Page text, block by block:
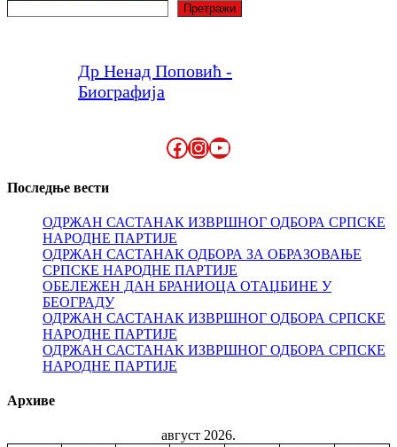
Претражи
Др Ненад Поповић -
Биографија
Facebook
Instagram
YouTube
Последње вести
ОДРЖАН САСТАНАК ИЗВРШНОГ ОДБОРА СРПСКЕ
НАРОДНЕ ПАРТИЈЕ
ОДРЖАН САСТАНАК ОДБОРА ЗА ОБРАЗОВАЊЕ
СРПСКЕ НАРОДНЕ ПАРТИЈЕ
ОБЕЛЕЖЕН ДАН БРАНИОЦА ОТАЏБИНЕ У
БЕОГРАДУ
ОДРЖАН САСТАНАК ИЗВРШНОГ ОДБОРА СРПСКЕ
НАРОДНЕ ПАРТИЈЕ
ОДРЖАН САСТАНАК ИЗВРШНОГ ОДБОРА СРПСКЕ
НАРОДНЕ ПАРТИЈЕ
Архиве
август 2026.